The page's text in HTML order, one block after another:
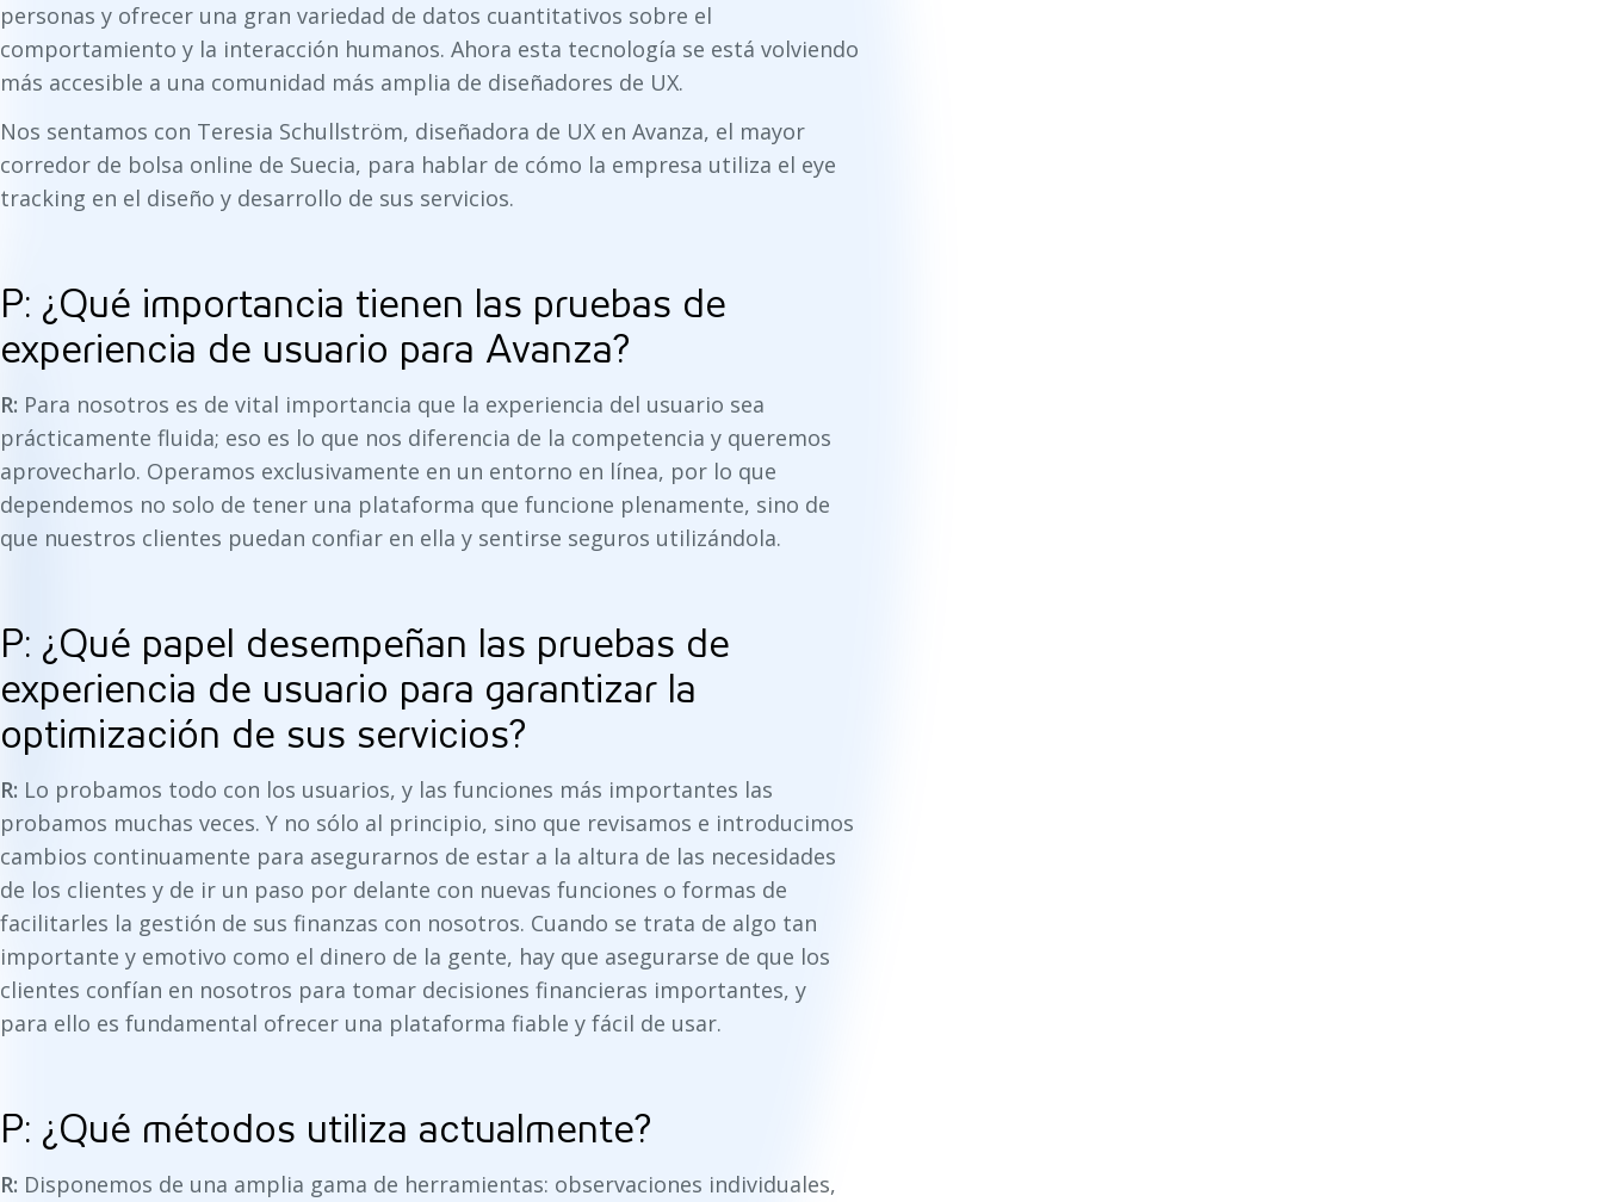
personas y ofrecer una gran variedad de datos cuantitativos sobre el
comportamiento y la interacción humanos. Ahora esta tecnología se está volviendo
más accesible a una comunidad más amplia de diseñadores de UX.
Nos sentamos con Teresia Schullström, diseñadora de UX en Avanza, el mayor
corredor de bolsa online de Suecia, para hablar de cómo la empresa utiliza el eye
tracking en el diseño y desarrollo de sus servicios.
P: ¿Qué importancia tienen las pruebas de
experiencia de usuario para Avanza?
R: Para nosotros es de vital importancia que la experiencia del usuario sea
prácticamente fluida; eso es lo que nos diferencia de la competencia y queremos
aprovecharlo. Operamos exclusivamente en un entorno en línea, por lo que
dependemos no solo de tener una plataforma que funcione plenamente, sino de
que nuestros clientes puedan confiar en ella y sentirse seguros utilizándola.
P: ¿Qué papel desempeñan las pruebas de
experiencia de usuario para garantizar la
optimización de sus servicios?
R: Lo probamos todo con los usuarios, y las funciones más importantes las
probamos muchas veces. Y no sólo al principio, sino que revisamos e introducimos
cambios continuamente para asegurarnos de estar a la altura de las necesidades
de los clientes y de ir un paso por delante con nuevas funciones o formas de
facilitarles la gestión de sus finanzas con nosotros. Cuando se trata de algo tan
importante y emotivo como el dinero de la gente, hay que asegurarse de que los
clientes confían en nosotros para tomar decisiones financieras importantes, y
para ello es fundamental ofrecer una plataforma fiable y fácil de usar.
P: ¿Qué métodos utiliza actualmente?
R: Disponemos de una amplia gama de herramientas: observaciones individuales,